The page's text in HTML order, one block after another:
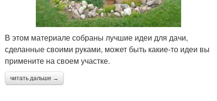
В этом материале собраны лучшие идеи для дачи,
сделанные своими руками, может быть какие-то идеи вы
примените на своем участке.
читать дальше →